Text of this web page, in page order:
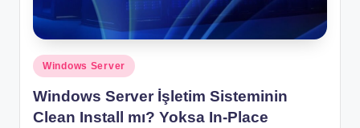
Posted
in
Windows Server
Windows Server İşletim Sisteminin
Clean Install mı? Yoksa In-Place